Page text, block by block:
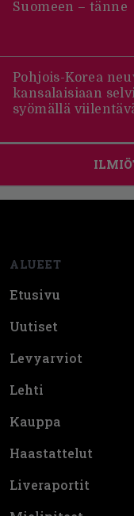
Suomeen – tänne
Pohjois-Korea
kansalaisiaan
syömällä
ALUEET
Etusivu
Uutiset
Levyarviot
Lehti
Kauppa
Haastattelut
Liveraportit